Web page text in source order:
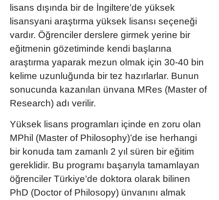
lisans dışında bir de İngiltere’de yüksek
lisansyani araştırma yüksek lisansı seçeneği
vardır. Öğrenciler derslere girmek yerine bir
eğitmenin gözetiminde kendi başlarına
araştırma yaparak mezun olmak için 30-40 bin
kelime uzunluğunda bir tez hazırlarlar. Bunun
sonucunda kazanılan ünvana MRes (Master of
Research) adı verilir.
Yüksek lisans programları içinde en zoru olan
MPhil (Master of Philosophy)’de ise herhangi
bir konuda tam zamanlı 2 yıl süren bir eğitim
gereklidir. Bu programı başarıyla tamamlayan
öğrenciler Türkiye’de doktora olarak bilinen
PhD (Doctor of Philosopy) ünvanını almak